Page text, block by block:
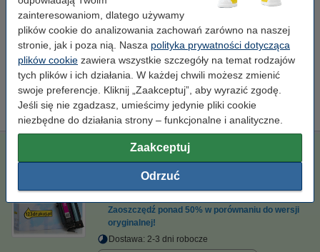
zainteresowaniom, dlatego używamy
plików cookie do analizowania zachowań zarówno na naszej
stronie, jak i poza nią. Nasza polityka prywatności dotycząca
plików cookie zawiera wszystkie szczegóły na temat rodzajów
tych plików i ich działania. W każdej chwili możesz zmienić
swoje preferencje. Kliknij „Zaakceptuj”, aby wyrazić zgodę.
Jeśli się nie zgadzasz, umieścimy jedynie pliki cookie
niezbędne do działania strony – funkcjonalne i analityczne.
Zaakceptuj
Odrzuć
815,00 zł
Zaoszczędź ponad 50% w porównaniu do wersji oryginalnej!
Zaoszczędź na kosztach wydruku. Wydrukuj
1.000 stron więcej.
123drukuj zamiennik HP 648A (CE263A) toner czerwony
399,00 zł
123drukuj zamiennik HP 648A (CE263A) toner czerwony
123drukuj
Zaoszczędź ponad 50% w porównaniu do wersji
oryginalnej!
Dostawa: 2-3 dni robocze